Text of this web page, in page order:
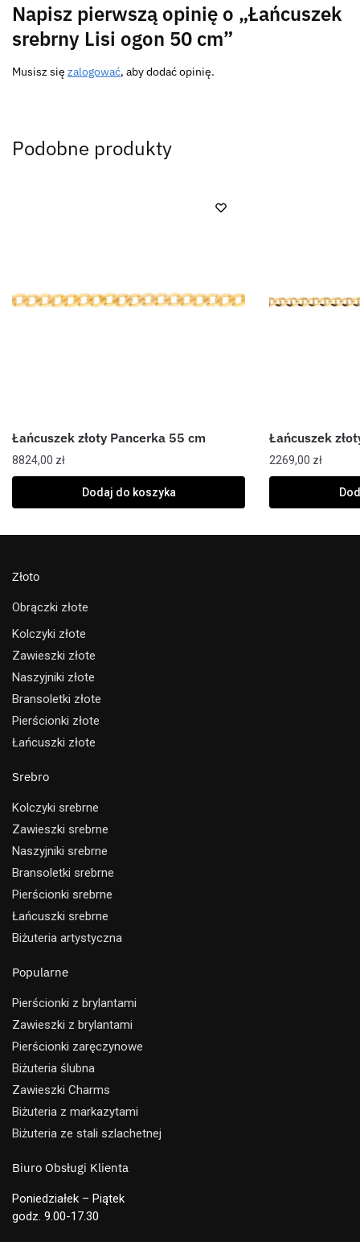
Napisz pierwszą opinię o „Łańcuszek
srebrny Lisi ogon 50 cm”
Musisz się zalogować, aby dodać opinię.
Podobne produkty
Łańcuszek złoty Pancerka 55 cm
8824,00 zł
Dodaj do koszyka
Łańcuszek
2269,00 zł
Złoto
Obrączki złote
Kolczyki złote
Zawieszki złote
Naszyjniki złote
Bransoletki złote
Pierścionki złote
Łańcuszki złote
Srebro
Kolczyki srebrne
Zawieszki srebrne
Naszyjniki srebrne
Bransoletki srebrne
Pierścionki srebrne
Łańcuszki srebrne
Biżuteria artystyczna
Popularne
Pierścionki z brylantami
Zawieszki z brylantami
Pierścionki zaręczynowe
Biżuteria ślubna
Zawieszki Charms
Biżuteria z markazytami
Biżuteria ze stali szlachetnej
Biuro Obsługi Klienta
Poniedziałek – Piątek
godz. 9.00-17.30